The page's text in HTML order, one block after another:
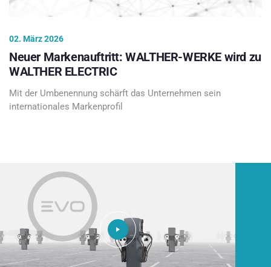
02. März 2026
Neuer Markenauftritt: WALTHER-WERKE wird zu
WALTHER ELECTRIC
Mit der Umbenennung schärft das Unternehmen sein
internationales Markenprofil